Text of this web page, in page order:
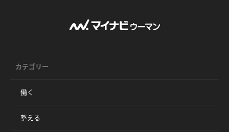
カテゴリー
働く
整える